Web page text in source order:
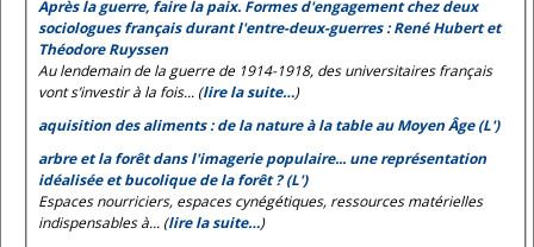
Après la guerre, faire la paix. Formes d'engagement chez deux
sociologues français durant l'entre-deux-guerres : René Hubert et
Théodore Ruyssen
Au lendemain de la guerre de 1914-1918, des universitaires français
vont s’investir à la fois... (lire la suite…)
aquisition des aliments : de la nature à la table au Moyen Âge (L')
arbre et la forêt dans l'imagerie populaire... une représentation
idéalisée et bucolique de la forêt ? (L')
Espaces nourriciers, espaces cynégétiques, ressources matérielles
indispensables à... (lire la suite…)